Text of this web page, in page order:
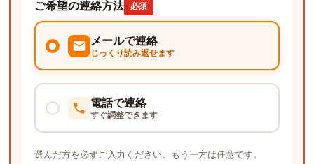
ご希望の連絡方法 必須
メールで連絡
じっくり読み返せます
電話で連絡
すぐ調整できます
選んだ方を必ずご入力ください。もう一方は任意です。